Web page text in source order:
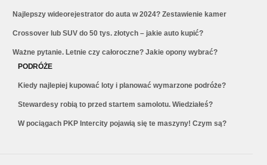
Najlepszy wideorejestrator do auta w 2024? Zestawienie kamer
Crossover lub SUV do 50 tys. złotych – jakie auto kupić?
Ważne pytanie. Letnie czy całoroczne? Jakie opony wybrać?
PODRÓŻE
Kiedy najlepiej kupować loty i planować wymarzone podróże?
Stewardesy robią to przed startem samolotu. Wiedziałeś?
W pociągach PKP Intercity pojawią się te maszyny! Czym są?